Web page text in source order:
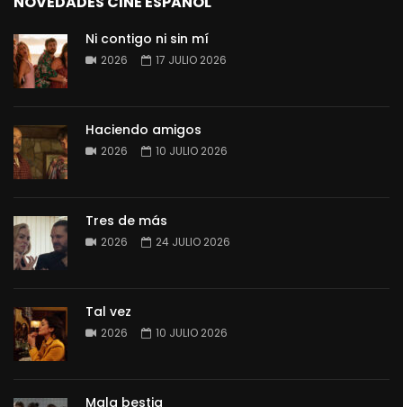
Ni contigo ni sin mí
2026 17 JULIO 2026
Haciendo amigos
2026 10 JULIO 2026
Tres de más
2026 24 JULIO 2026
Tal vez
2026 10 JULIO 2026
Mala bestia